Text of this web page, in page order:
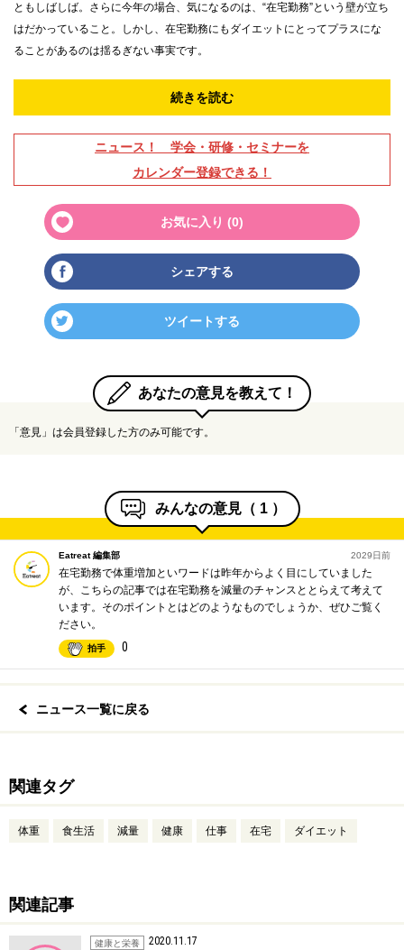
ともしばしば。さらに今年の場合、気になるのは、“在宅勤務”という壁が立ち
はだかっていること。しかし、在宅勤務にもダイエットにとってプラスにな
ることがあるのは揺るぎない事実です。
続きを読む
ニュース！ 学会・研修・セミナーを
カレンダー登録できる！
お気に入り (0)
シェアする
ツイートする
あなたの意見を教えて！
「意見」は会員登録した方のみ可能です。
みんなの意見（ 1 ）
Eatreat 編集部 2029日前
在宅勤務で体重増加といワードは昨年からよく目にしていました
が、こちらの記事では在宅勤務を減量のチャンスととらえて考えて
います。そのポイントとはどのようなものでしょうか、ぜひご覧く
ださい。
拍手 0
ニュース一覧に戻る
関連タグ
体重 食生活 減量 健康 仕事 在宅 ダイエット
関連記事
健康と栄養 2020.11.17